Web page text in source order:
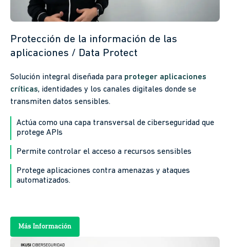
Protección de la información de las
aplicaciones / Data Protect
Solución integral diseñada para proteger aplicaciones
críticas, identidades y los canales digitales donde se
transmiten datos sensibles.
Actúa como una capa transversal de ciberseguridad que
protege APIs
Permite controlar el acceso a recursos sensibles
Protege aplicaciones contra amenazas y ataques
automatizados.
Más Información